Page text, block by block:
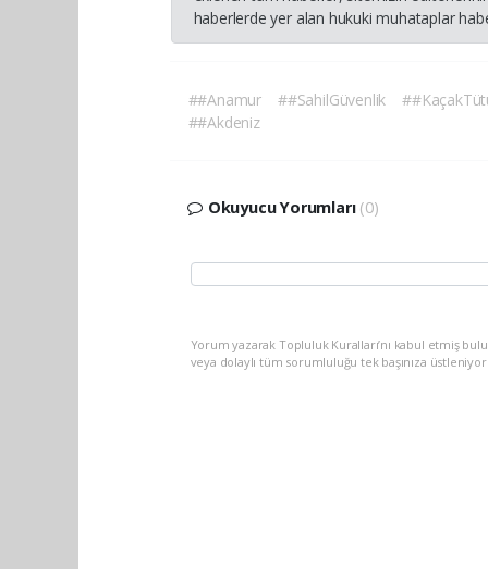
haberlerde yer alan hukuki muhataplar
##Anamur ##SahilGüvenlik
##Akdeniz
Okuyucu Yorumları (0)
Yorum yazarak Topluluk Kuralları’nı kabul etmiş
veya dolaylı tüm sorumluluğu tek başınıza